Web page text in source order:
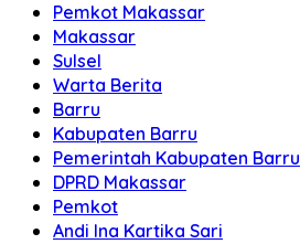
Pemkot Makassar
Makassar
Sulsel
Warta Berita
Barru
Kabupaten Barru
Pemerintah Kabupaten Barru
DPRD Makassar
Pemkot
Andi Ina Kartika Sari